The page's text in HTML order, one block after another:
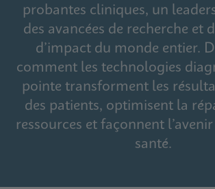
probantes cliniques, un
des avancées de recherche et
d’impact du monde entier.
comment les technologies
pointe transforment les
des patients, optimisent la
ressources et façonnent
santé.